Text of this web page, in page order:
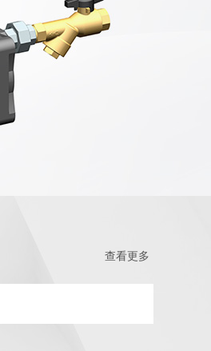
查看更多